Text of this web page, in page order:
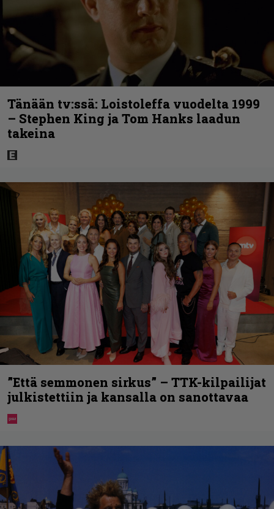
Tänään tv:ssä: Loistoleffa vuodelta 1999
– Stephen King ja Tom Hanks laadun
takeina
”Että semmonen sirkus” – TTK-kilpailijat
julkistettiin ja kansalla on sanottavaa